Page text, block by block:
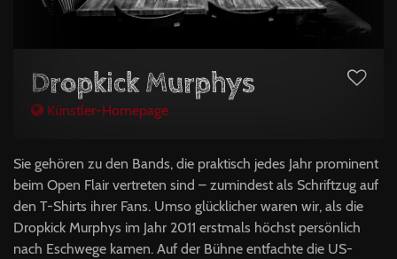
Dropkick Murphys
Künstler-Homepage
Sie gehören zu den Bands, die praktisch jedes Jahr prominent
beim Open Flair vertreten sind – zumindest als Schriftzug auf
den T-Shirts ihrer Fans. Umso glücklicher waren wir, als die
Dropkick Murphys im Jahr 2011 erstmals höchst persönlich
nach Eschwege kamen. Auf der Bühne entfachte die US-